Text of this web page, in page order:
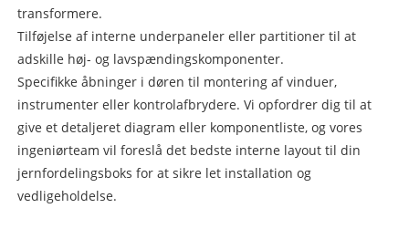
transformere.
Tilføjelse af interne underpaneler eller partitioner til at
adskille høj- og lavspændingskomponenter.
Specifikke åbninger i døren til montering af vinduer,
instrumenter eller kontrolafbrydere. Vi opfordrer dig til at
give et detaljeret diagram eller komponentliste, og vores
ingeniørteam vil foreslå det bedste interne layout til din
jernfordelingsboks for at sikre let installation og
vedligeholdelse.